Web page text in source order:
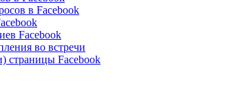
в Facebook
Facebook
во встречи
страницы Facebook